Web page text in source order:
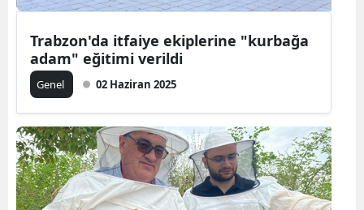
Kilis
Osmaniye
Trabzon'da itfaiye ekiplerine "kurbağa
adam" eğitimi verildi
Genel 02 Haziran 2025